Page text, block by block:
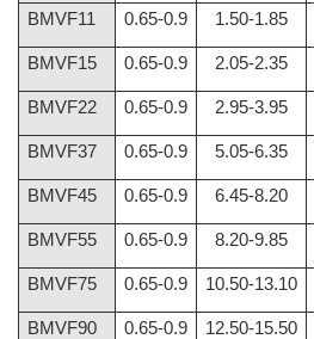
BMVF11 0.65-0.9 1.50-1.85
BMVF15 0.65-0.9 2.05-2.35
BMVF22 0.65-0.9 2.95-3.95
BMVF37 0.65-0.9 5.05-6.35
BMVF45 0.65-0.9 6.45-8.20
BMVF55 0.65-0.9 8.20-9.85
BMVF75 0.65-0.9 10.50-13.10
BMVF90 0.65-0.9 12.50-15.50